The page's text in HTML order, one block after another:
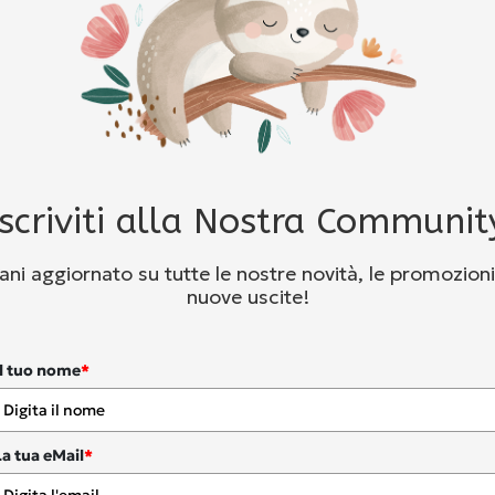
alla Nostra
aggiornato su tutte le nostre novità, le
nuove uscite!
tuo nome*
tua eMail*